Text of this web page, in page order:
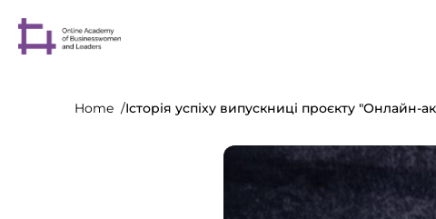
Home Історія успіху випускниці проєкту "Онлайн-